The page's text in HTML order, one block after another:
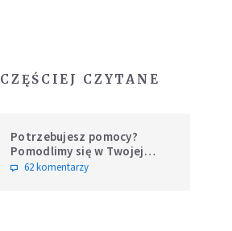
CZYTANE
Potrzebujesz pomocy?
Pomodlimy się w Twojej
intencji
62 komentarzy